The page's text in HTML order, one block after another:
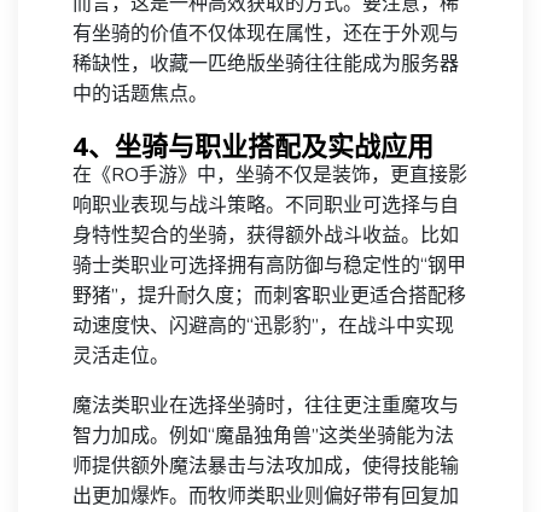
有坐骑的价值不仅体现在属性，还在于外观与
稀缺性，收藏一匹绝版坐骑往往能成为服务器
中的话题焦点。
4、坐骑与职业搭配及实战应用
在《RO手游》中，坐骑不仅是装饰，更直接影
响职业表现与战斗策略。不同职业可选择与自
身特性契合的坐骑，获得额外战斗收益。比如
骑士类职业可选择拥有高防御与稳定性的“钢甲
野猪”，提升耐久度；而刺客职业更适合搭配移
动速度快、闪避高的“迅影豹”，在战斗中实现
灵活走位。
魔法类职业在选择坐骑时，往往更注重魔攻与
智力加成。例如“魔晶独角兽”这类坐骑能为法
师提供额外魔法暴击与法攻加成，使得技能输
出更加爆炸。而牧师类职业则偏好带有回复加